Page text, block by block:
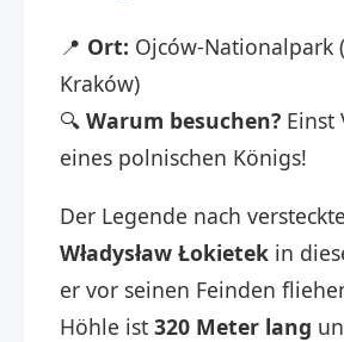
📍 Ort: Ojców-Nationalpark
Kraków)
🔍 Warum besuchen? Einst
eines polnischen Königs!
Der Legende nach
Władysław Łokietek in
er vor seinen Feinden
Höhle ist 320 Meter lang